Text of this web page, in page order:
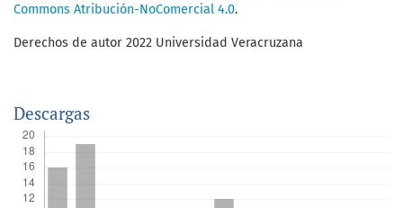
Commons Atribución-NoComercial 4.0.
Derechos de autor 2022 Universidad Veracruzana
Descargas